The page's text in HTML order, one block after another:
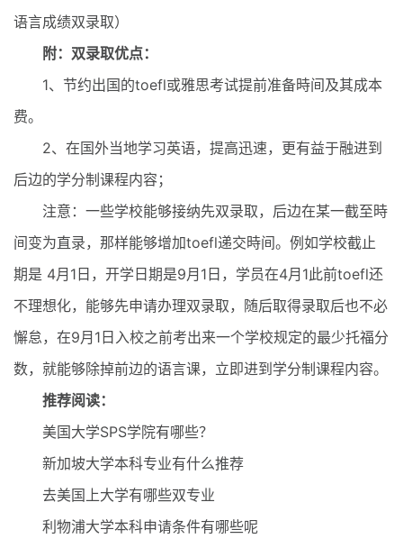
语言成绩双录取）
附：双录取优点：
1、节约出国的toefl或雅思考试提前准备時间及其成本
费。
2、在国外当地学习英语，提高迅速，更有益于融进到
后边的学分制课程内容；
注意：一些学校能够接纳先双录取，后边在某一截至時
间变为直录，那样能够增加toefl递交時间。例如学校截止
期是 4月1日，开学日期是9月1日，学员在4月1此前toefl还
不理想化，能够先申请办理双录取，随后取得录取后也不必
懈怠，在9月1日入校之前考出来一个学校规定的最少托福分
数，就能够除掉前边的语言课，立即进到学分制课程内容。
推荐阅读：
美国大学SPS学院有哪些？
新加坡大学本科专业有什么推荐
去美国上大学有哪些双专业
利物浦大学本科申请条件有哪些呢